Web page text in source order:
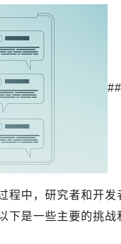
程中，研究者和开
下是一些主要的挑战